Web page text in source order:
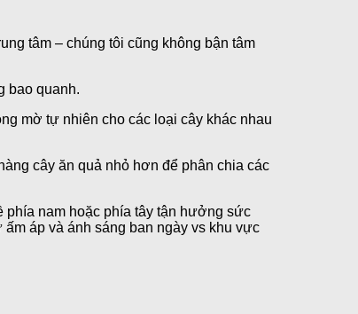
tâm – chúng tôi cũng không bận tâm
bao quanh.
mờ tự nhiên cho các loại cây khác nhau
cây ăn quả nhỏ hơn để phân chia các
phía nam hoặc phía tây tận hưởng sức
áp và ánh sáng ban ngày vs khu vực